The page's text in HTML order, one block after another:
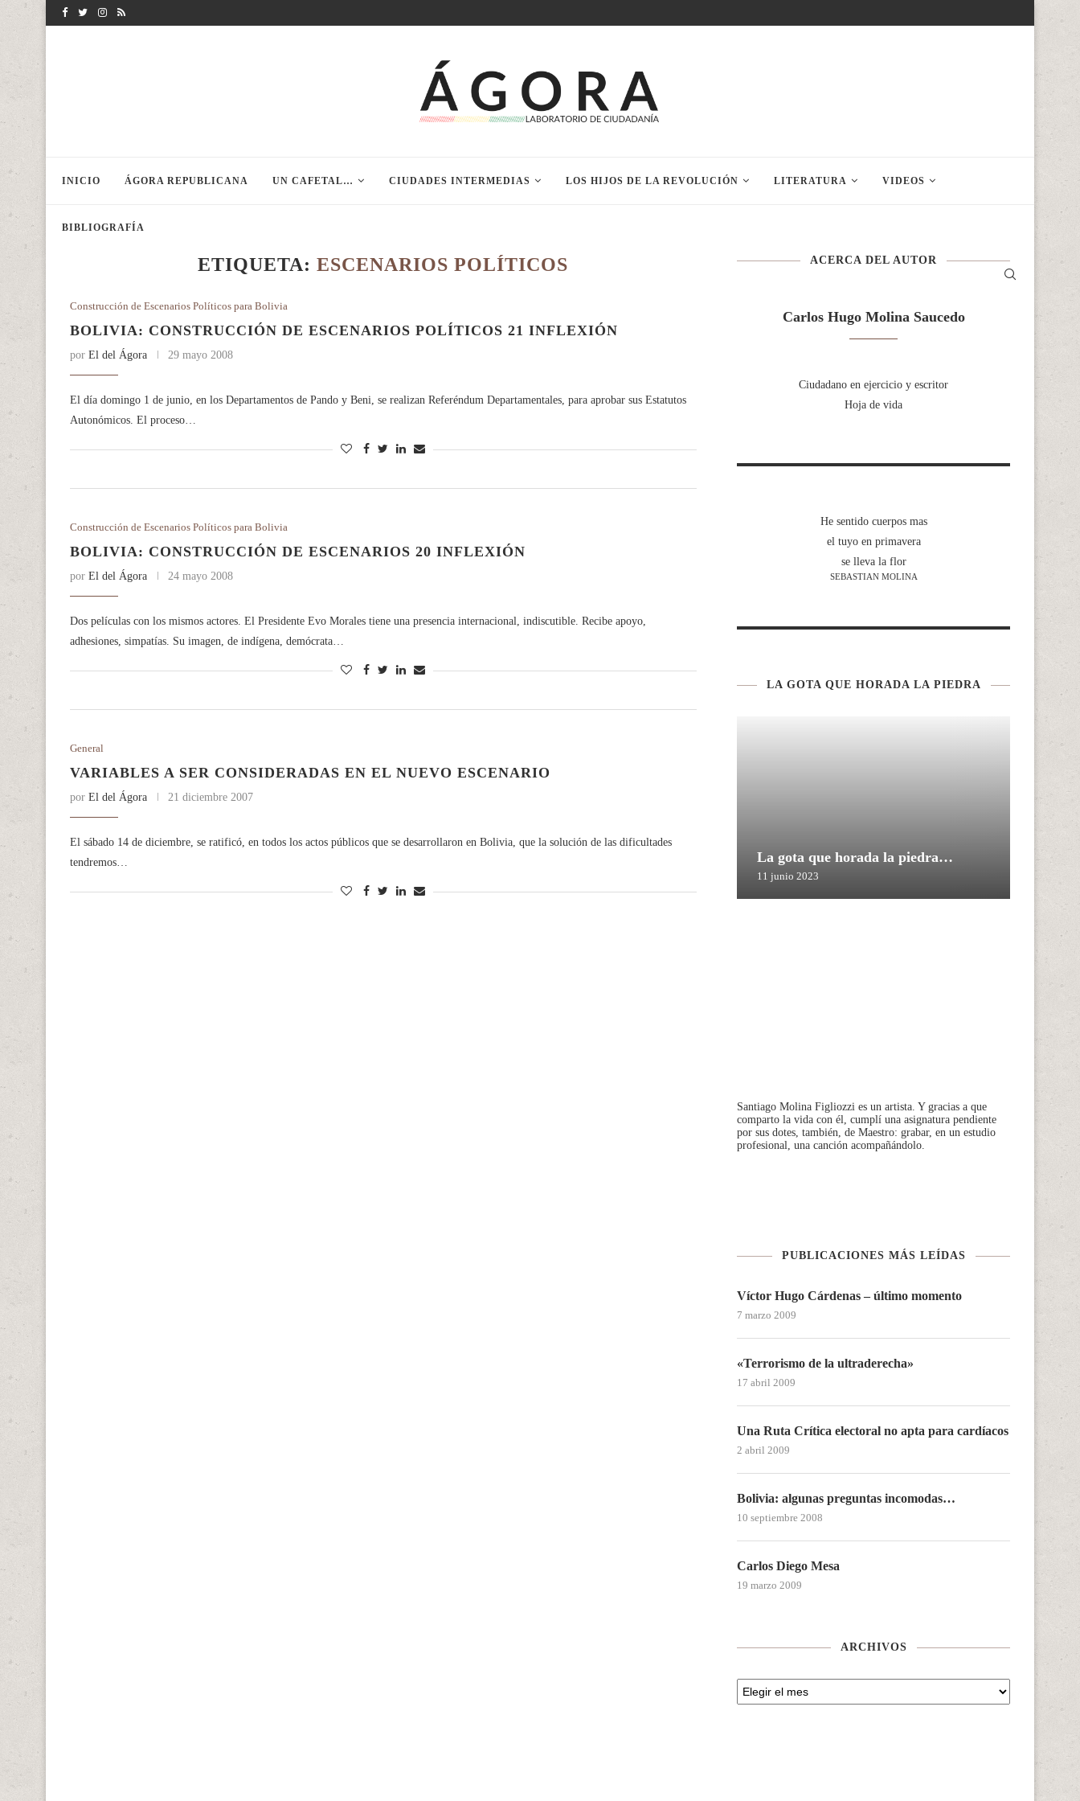
INICIO ÁGORA REPUBLICANA UN CAFETAL… CIUDADES INTERMEDIAS LOS HIJOS DE LA REVOLUCIÓN LITERATURA VIDEOS
BIBLIOGRAFÍA
ETIQUETA:ESCENARIOS POLÍTICOS
Construcción de Escenarios Políticos para Bolivia
BOLIVIA: CONSTRUCCIÓN DE ESCENARIOS POLÍTICOS 21 INFLEXIÓN
por El del Ágora 29 mayo 2008
El día domingo 1 de junio, en los Departamentos de Pando y Beni, se realizan Referéndum Departamentales, para aprobar sus Estatutos
Autonómicos. El proceso…
Construcción de Escenarios Políticos para Bolivia
BOLIVIA: CONSTRUCCIÓN DE ESCENARIOS 20 INFLEXIÓN
por El del Ágora 24 mayo 2008
Dos películas con los mismos actores. El Presidente Evo Morales tiene una presencia internacional, indiscutible. Recibe apoyo,
adhesiones, simpatías. Su imagen, de indígena, demócrata…
General
VARIABLES A SER CONSIDERADAS EN EL NUEVO ESCENARIO
por El del Ágora 21 diciembre 2007
El sábado 14 de diciembre, se ratificó, en todos los actos públicos que se desarrollaron en Bolivia, que la solución de las dificultades
tendremos…
ACERCA DEL AUTOR
Carlos Hugo Molina Saucedo
Ciudadano en ejercicio y escritor
Hoja de vida
He sentido cuerpos mas
el tuyo en primavera
se lleva la flor
SEBASTIAN MOLINA
LA GOTA QUE HORADA LA PIEDRA
La gota que horada la piedra…
11 junio 2023
Santiago Molina Figliozzi es un artista. Y gracias a que
comparto la vida con él, cumplí una asignatura pendiente
por sus dotes, también, de Maestro: grabar, en un estudio
profesional, una canción acompañándolo.
PUBLICACIONES MÁS LEÍDAS
Víctor Hugo Cárdenas – último momento
7 marzo 2009
«Terrorismo de la ultraderecha»
17 abril 2009
Una Ruta Crítica electoral no apta para cardíacos
2 abril 2009
Bolivia: algunas preguntas incomodas…
10 septiembre 2008
Carlos Diego Mesa
19 marzo 2009
ARCHIVOS